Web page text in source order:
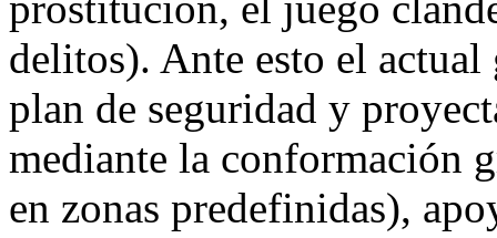
delitos). Ante esto el
plan de seguridad y
mediante la conformación
en zonas predefinidas),